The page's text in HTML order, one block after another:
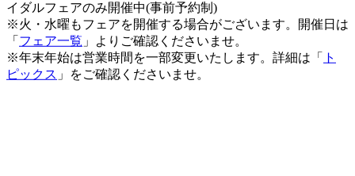
イダルフェアのみ開催中(事前予約制)
※火・水曜もフェアを開催する場合がございます。開催日は
「フェア一覧 」よりご確認くださいませ。
※年末年始は営業時間を一部変更いたします。詳細は「 ト
ピックス 」をご確認くださいませ。